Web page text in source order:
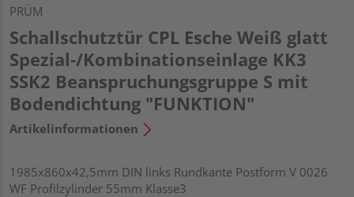
PRÜM
Schallschutztür CPL Esche Weiß glatt
Spezial-/Kombinationseinlage KK3
SSK2 Beanspruchungsgruppe S mit
Bodendichtung "FUNKTION"
Artikelinformationen
1985x860x42,5mm DIN links Rundkante Postform V 0026
WF Profilzylinder 55mm Klasse3